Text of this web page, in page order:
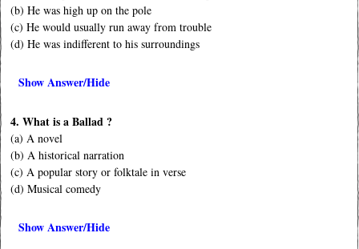
(b) He was high up on the pole
(c) He would usually run away from trouble
(d) He was indifferent to his surroundings
Show Answer/Hide
4. What is a Ballad ?
(a) A novel
(b) A historical narration
(c) A popular story or folktale in verse
(d) Musical comedy
Show Answer/Hide